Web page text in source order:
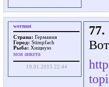
wermut
Страна: Германия
Город: Stimpfach
Рыба: Хищную
моя анкета
19.01.2015 22:44
77.